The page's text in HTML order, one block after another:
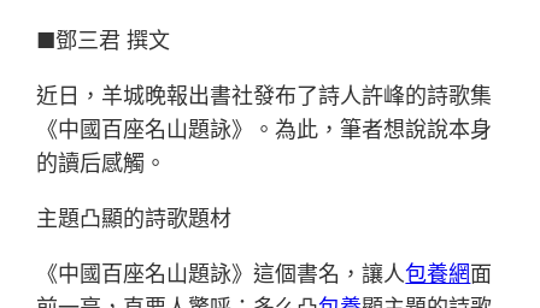
■鄧三君 撰文
近日，羊城晚報出書社發布了詩人許峰的詩歌集
《中國百座名山題詠》。為此，筆者想說說本身
的讀后感觸。
主題凸顯的詩歌題材
《中國百座名山題詠》這個書名，讓人包養網面